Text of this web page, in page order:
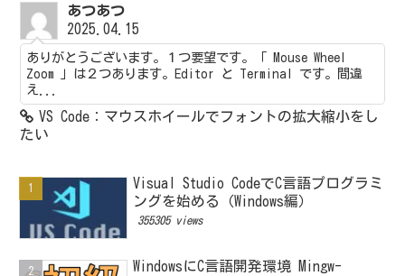
あつあつ
2025.04.15
ありがとうございます。１つ要望です。「 Mouse Wheel
Zoom 」は２つあります。Editor と Terminal です。間違
え...
VS Code：マウスホイールでフォントの拡大縮小をし
たい
Visual Studio CodeでC言語プログラミ
ングを始める（Windows編）
355305 views
WindowsにC言語開発環境 Mingw-